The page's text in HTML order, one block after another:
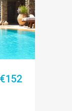
€152